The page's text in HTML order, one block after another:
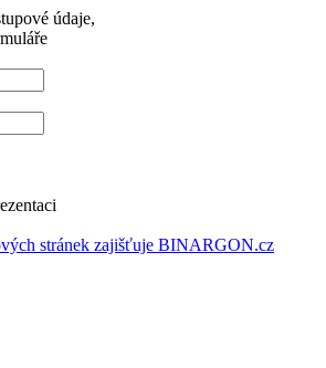
údaje,
stránek zajišťuje BINARGON.cz